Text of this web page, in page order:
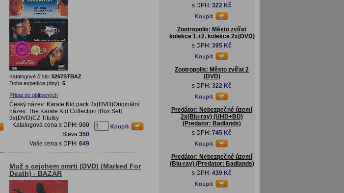
Katalogové číslo: 0267STBAZ
Doba expedice (dny): 5
Přidat do oblíbených
Český název: Karate Kid pack 3x(DVD)Originální
název: The Karate Kid Collection [Box Set]
3x(DVD)CZ Titulky
Katalogová cena s DPH: 999
Sleva 350
Vaše cena s DPH: 649
Muž s cejchem smrti (DVD) (Marked For
Death) - BAZAR
s DPH: 322 Kč
Zootropolis: Město zvířat
kolekce 1.+2. kolekce 2x(DVD)
s DPH: 395 Kč
Zootropolis: Město zvířat 2
(DVD)
s DPH: 322 Kč
Predátor: Nebezpečné území
2x(Blu-ray) (UHD+BD)
(Predator: Badlands)
s DPH: 745 Kč
Predátor: Nebezpečné území
(Blu-ray) (Predator: Badlands)
s DPH: 439 Kč